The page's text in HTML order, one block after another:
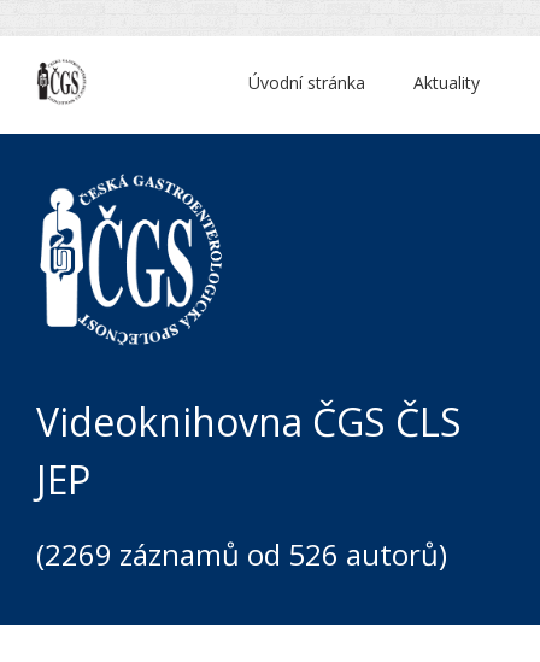
Aktuality
Úvodní stránka
Videoknihovna ČGS ČLS
JEP
(2269 záznamů od 526 autorů)